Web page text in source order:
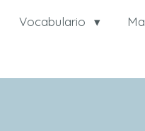
Vocabulario